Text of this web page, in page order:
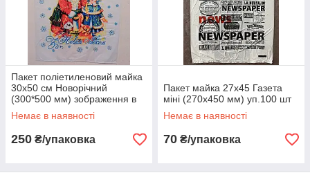
Пакет поліетиленовий майка
30x50 см Новорічний
(300*500 мм) зображення в
асортименті (уп.250 шт)
Немає в наявності
250 ₴/упаковка
Пакет майка 27x45 Газета
міні (270х450 мм) уп.100 шт
Немає в наявності
70 ₴/упаковка